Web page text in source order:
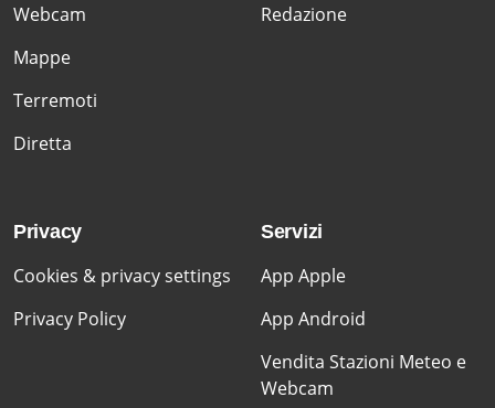
Webcam
Mappe
Terremoti
Diretta
Redazione
Privacy
Cookies & privacy settings
Privacy Policy
Servizi
App Apple
App Android
Vendita Stazioni Meteo e
Webcam